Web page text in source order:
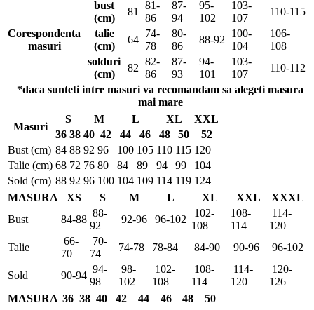
Corespondenta
masuri
bust
(cm)
81
81-
86
87-
94
95-
102
103-
107
110-115
talie
(cm)
64
74-
78
80-
86
88-92
100-
104
106-
108
solduri
(cm)
82
82-
86
87-
93
94-
101
103-
107
110-112
*daca sunteti intre masuri va recomandam sa alegeti masura
mai mare
Masuri
S M L XL
XXL
36 38 40 42 44 46 48 50
52
Bust (cm) 84 88 92 96 100 105 110 115 120
Talie (cm) 68 72 76 80 84 89 94 99
104
Sold (cm) 88 92 96 100 104 109 114 119 124
MASURA
XS S M L XL XXL
XXXL
Bust
84-88
88-
92
92-96 96-102
102-
108
108-
114
114-
120
Talie
66-
70
70-
74
74-78 78-84 84-90 90-96 96-102
Sold 90-94
94-
98
98-
102
102-
108
108-
114
114-
120
120-
126
MASURA 36 38 40 42 44 46 48
50